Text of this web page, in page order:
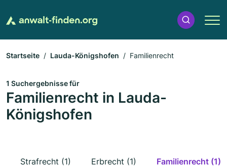
Startseite Lauda-Königshofen Familienrecht
1 Suchergebnisse für
Familienrecht in Lauda-
Königshofen
Strafrecht (1) Erbrecht (1) Familienrecht (1)